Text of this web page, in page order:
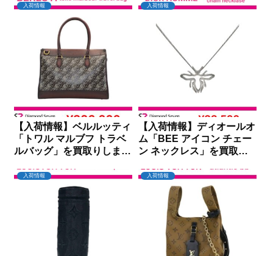
入荷情報
【入荷情報】ベルルッティ
「トワル マルブフ トラベ
ルバッグ」を買取りしまし
入荷情報
【入荷情報】ディオールオ
ム「BEE アイコン チェー
ン ネックレス」を買取り
ブン
入荷情報 入荷情報